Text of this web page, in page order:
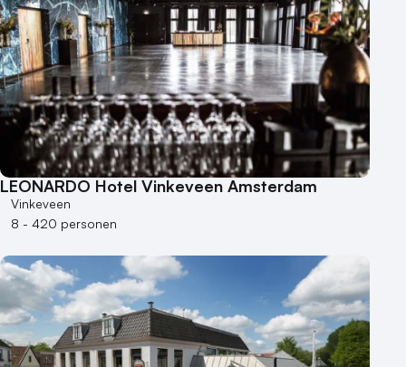
LEONARDO Hotel Vinkeveen Amsterdam
Vinkeveen
8 - 420 personen